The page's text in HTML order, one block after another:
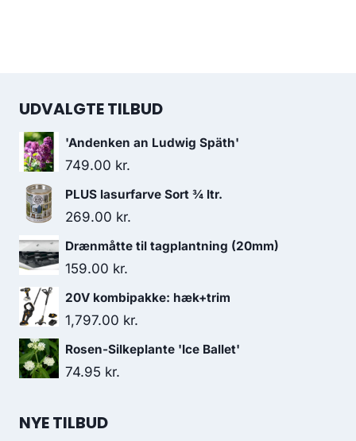
UDVALGTE TILBUD
'Andenken an Ludwig Späth'
749.00 kr.
PLUS lasurfarve Sort ¾ ltr.
269.00 kr.
Drænmåtte til tagplantning (20mm)
159.00 kr.
20V kombipakke: hæk+trim
1,797.00 kr.
Rosen-Silkeplante 'Ice Ballet'
74.95 kr.
NYE TILBUD